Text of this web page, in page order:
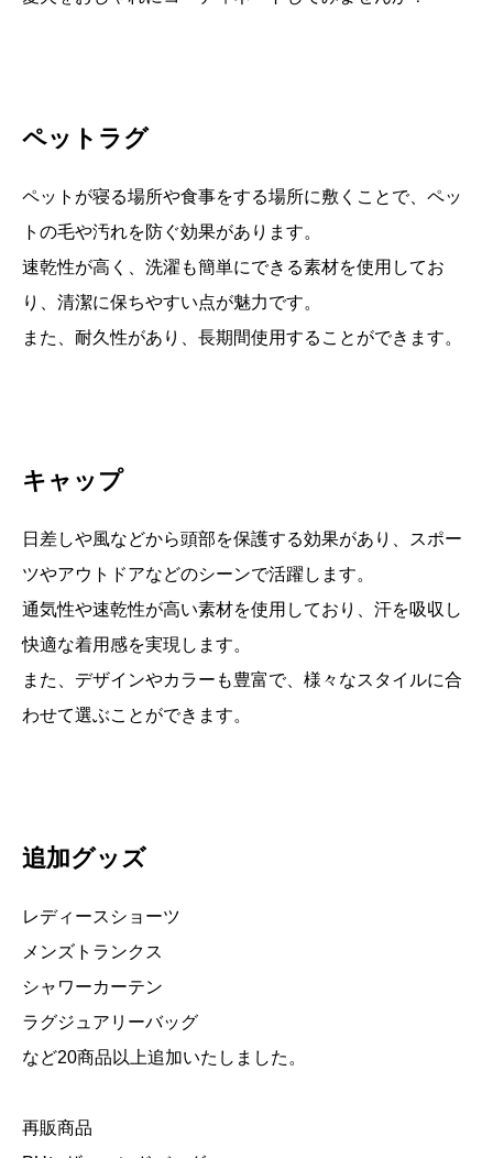
ペットラグ
ペットが寝る場所や食事をする場所に敷くことで、ペッ
トの毛や汚れを防ぐ効果があります。
速乾性が高く、洗濯も簡単にできる素材を使用してお
り、清潔に保ちやすい点が魅力です。
また、耐久性があり、長期間使用することができます。
キャップ
日差しや風などから頭部を保護する効果があり、スポー
ツやアウトドアなどのシーンで活躍します。
通気性や速乾性が高い素材を使用しており、汗を吸収し
快適な着用感を実現します。
また、デザインやカラーも豊富で、様々なスタイルに合
わせて選ぶことができます。
追加グッズ
レディースショーツ
メンズトランクス
シャワーカーテン
ラグジュアリーバッグ
など20商品以上追加いたしました。
再販商品